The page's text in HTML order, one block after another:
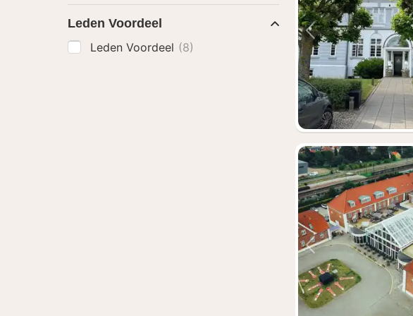
Vorige foto
Vorige foto
Leden Voordeel
Leden Voordeel (8)